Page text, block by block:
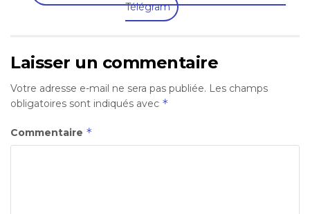
Télégram
Laisser un commentaire
Votre adresse e-mail ne sera pas publiée. Les champs
obligatoires sont indiqués avec *
Commentaire *